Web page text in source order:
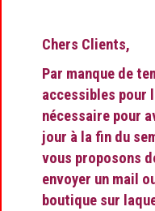
Chers Clients,
Par manque de
accessibles pour
nécessaire pour
jour à la fin du
vous proposons
envoyer un mail
boutique sur